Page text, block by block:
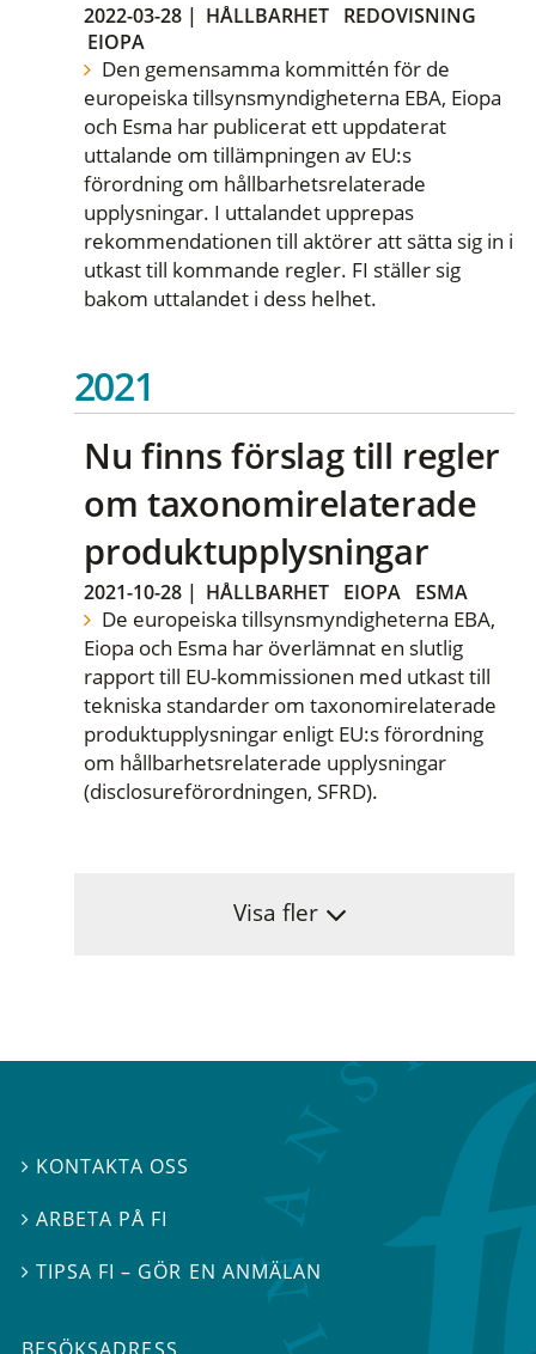
2022-03-28 | HÅLLBARHET REDOVISNING
EIOPA
Den gemensamma kommittén för de
europeiska tillsynsmyndigheterna EBA, Eiopa
och Esma har publicerat ett uppdaterat
uttalande om tillämpningen av EU:s
förordning om hållbarhetsrelaterade
upplysningar. I uttalandet upprepas
rekommendationen till aktörer att sätta sig in i
utkast till kommande regler. FI ställer sig
bakom uttalandet i dess helhet.
2021
Nu finns förslag till regler
om taxonomirelaterade
produktupplysningar
2021-10-28 | HÅLLBARHET EIOPA ESMA
De europeiska tillsynsmyndigheterna EBA,
Eiopa och Esma har överlämnat en slutlig
rapport till EU-kommissionen med utkast till
tekniska standarder om taxonomirelaterade
produktupplysningar enligt EU:s förordning
om hållbarhetsrelaterade upplysningar
(disclosureförordningen, SFRD).
Visa fler
 KONTAKTA OSS
 ARBETA PÅ FI
TIPSA FI – GÖR EN ANMÄLAN